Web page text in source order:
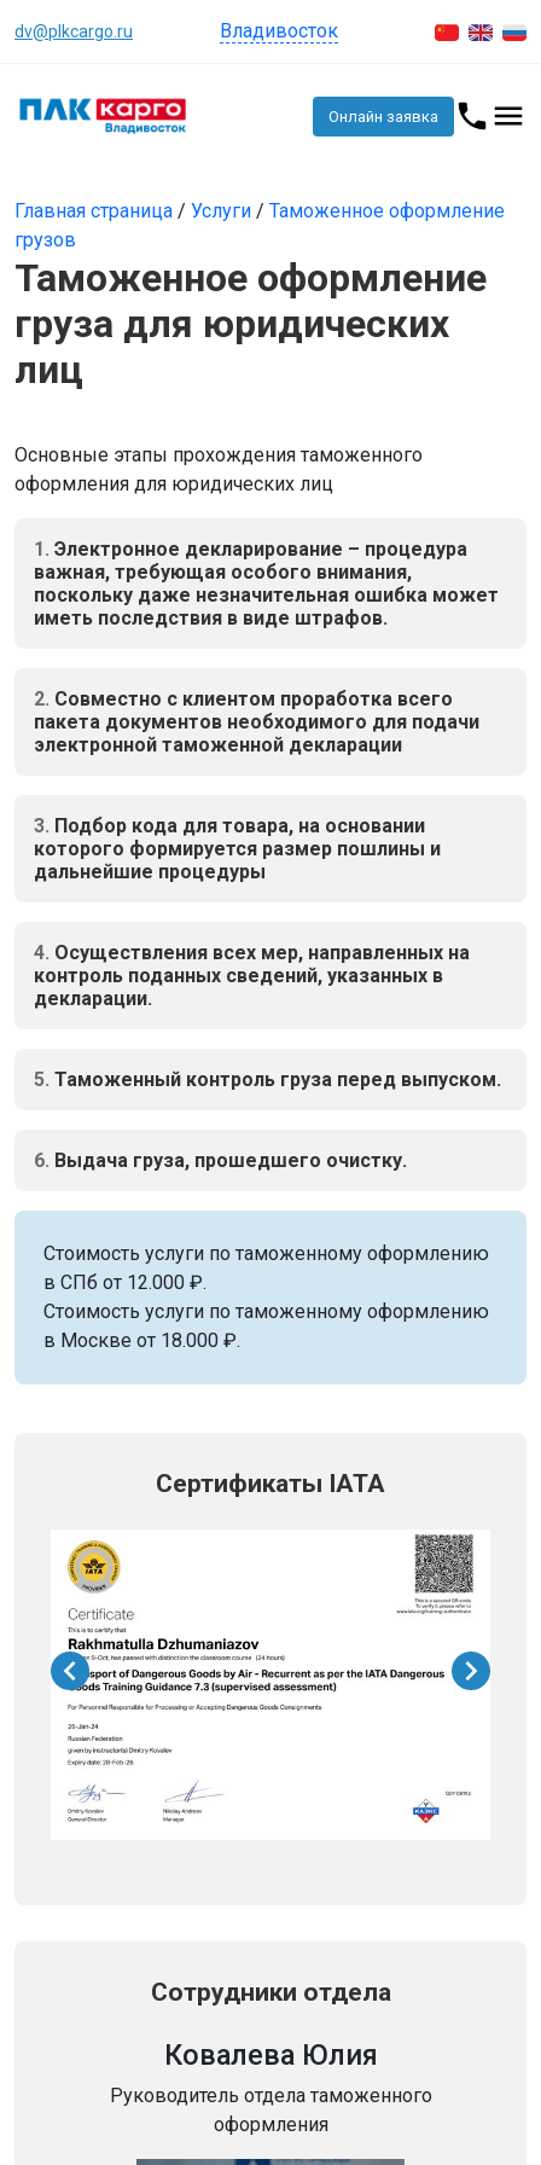
dv@plkcargo.ru Владивосток
Онлайн заявка
Главная страница / Услуги / Таможенное оформление
грузов
Таможенное оформление
груза для юридических
лиц
Основные этапы прохождения таможенного
оформления для юридических лиц
1. Электронное декларирование – процедура
важная, требующая особого внимания,
поскольку даже незначительная ошибка может
иметь последствия в виде штрафов.
2. Совместно с клиентом проработка всего
пакета документов необходимого для подачи
электронной таможенной декларации
3. Подбор кода для товара, на основании
которого формируется размер пошлины и
дальнейшие процедуры
4. Осуществления всех мер, направленных на
контроль поданных сведений, указанных в
декларации.
5. Таможенный контроль груза перед выпуском.
6. Выдача груза, прошедшего очистку.
Стоимость услуги по таможенному оформлению
в СПб от 12.000 ₽.
Стоимость услуги по таможенному оформлению
в Москве от 18.000 ₽.
Сертификаты IATA
Сотрудники отдела
Ковалева Юлия
Руководитель отдела таможенного
оформления